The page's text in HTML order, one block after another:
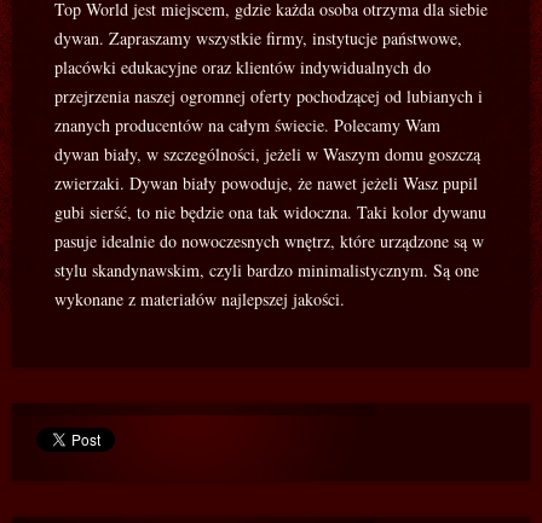
Top World jest miejscem, gdzie każda osoba otrzyma dla siebie
dywan. Zapraszamy wszystkie firmy, instytucje państwowe,
placówki edukacyjne oraz klientów indywidualnych do
przejrzenia naszej ogromnej oferty pochodzącej od lubianych i
znanych producentów na całym świecie. Polecamy Wam
dywan biały, w szczególności, jeżeli w Waszym domu goszczą
zwierzaki. Dywan biały powoduje, że nawet jeżeli Wasz pupil
gubi sierść, to nie będzie ona tak widoczna. Taki kolor dywanu
pasuje idealnie do nowoczesnych wnętrz, które urządzone są w
stylu skandynawskim, czyli bardzo minimalistycznym. Są one
wykonane z materiałów najlepszej jakości.